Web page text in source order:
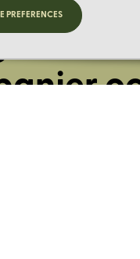
PREFERENCES